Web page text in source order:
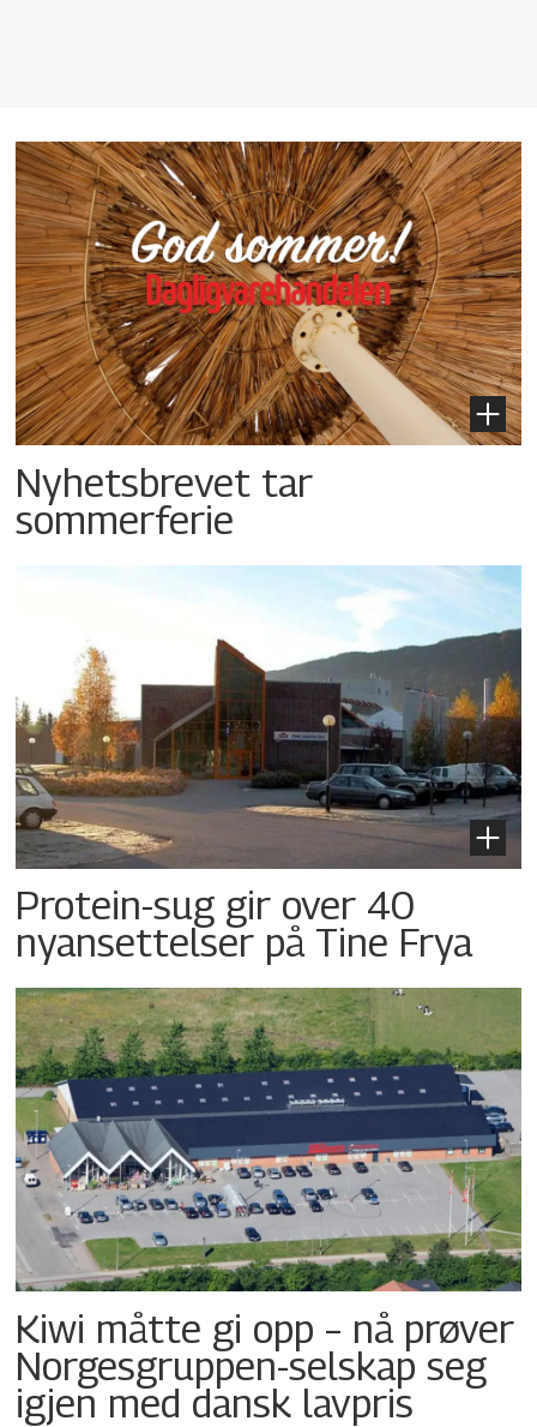
Nyhetsbrevet tar
sommerferie
Protein-sug gir over 40
nyansettelser på Tine Frya
Kiwi måtte gi opp – nå prøver
Norgesgruppen-selskap seg
igjen med dansk lavpris